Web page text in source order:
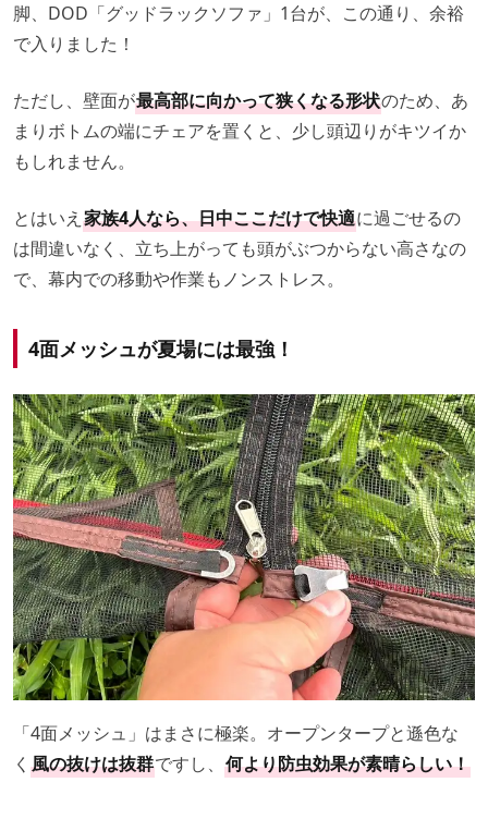
脚、DOD「グッドラックソファ」1台が、この通り、余裕
で入りました！
ただし、壁面が最高部に向かって狭くなる形状のため、あ
まりボトムの端にチェアを置くと、少し頭辺りがキツイか
もしれません。
とはいえ 家族4人なら、日中ここだけで快適に過ごせるの
は間違いなく、立ち上がっても頭がぶつからない高さなの
で、幕内での移動や作業もノンストレス。
4面メッシュが夏場には最強！
「4面メッシュ」はまさに極楽。オープンタープと遜色な
く 風の抜けは抜群ですし、 何より防虫効果が素晴らしい！